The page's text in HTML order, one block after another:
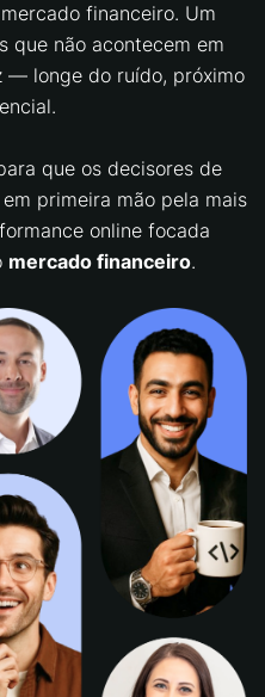
financeiro. Um
que não acontecem em
— longe do ruído, próximo
que os decisores de
primeira mão pela mais
online focada
mercado financeiro.